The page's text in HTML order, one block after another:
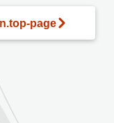
page